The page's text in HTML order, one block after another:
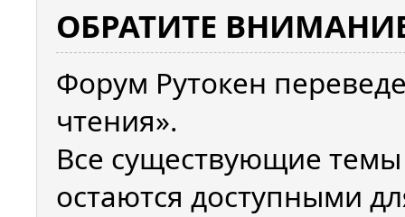
ОБРАТИТЕ
Форум Рутокен
чтения».
Все существующие
остаются доступными